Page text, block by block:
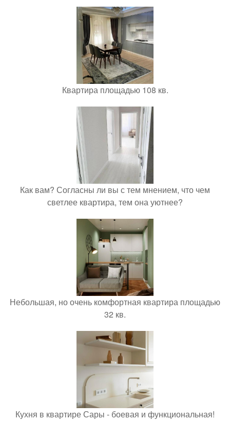
Квартира площадью 108 кв.
Как вам? Согласны ли вы с тем мнением, что чем
светлее квартира, тем она уютнее?
Небольшая, но очень комфортная квартира площадью
32 кв.
Кухня в квартире Сары - боевая и функциональная!